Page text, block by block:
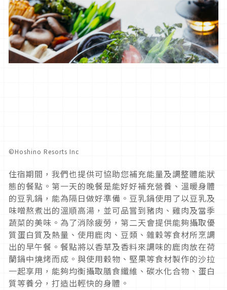
©︎Hoshino Resorts Inc
住宿期間，我們也提供可協助您補充能量及調整體能狀
態的餐點。第一天的晚餐是能好好補充營養、溫暖身體
的豆乳鍋，能為隔日做好準備。豆乳鍋使用了以豆乳及
味噌熬煮出的溫順高湯，並可品嘗到豬肉、雞肉及當季
蔬菜的美味。為了消除疲勞，第二天會提供能夠攝取優
質蛋白質及熱量、使用鹿肉、豆類、雜穀等食材所烹調
出的早午餐。餐點將以香草及香料來調味的鹿肉放在荷
蘭鍋中燒烤而成。與使用穀物、堅果等食材製作的沙拉
一起享用，能夠均衡攝取膳食纖維、碳水化合物、蛋白
質等養分，打造出輕快的身體。